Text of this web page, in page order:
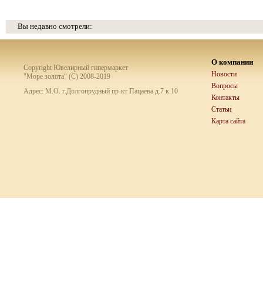
Вы недавно смотрели:
Copyright Ювелирный гипермаркет
"Море золота" (C) 2008-2019
Адрес: М.О. г.Долгопрудный пр-кт Пацаева д.7 к.10
О компании
Новости
Вопросы
Контакты
Статьи
Карта сайта